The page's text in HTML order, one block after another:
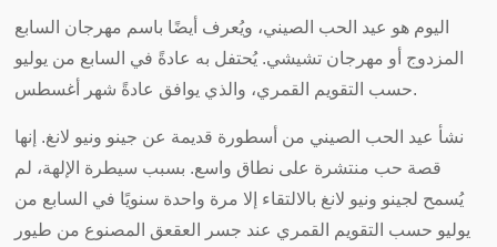
اليوم هو عيد الحب الصيني، ويُعرف أيضًا باسم مهرجان السابع
المزدوج أو مهرجان تشيشي. يُحتفل به عادةً في السابع من يوليو
حسب التقويم القمري، والذي يوافق عادةً شهر أغسطس.
نشأ عيد الحب الصيني من أسطورة قديمة عن جينو ونيو لانغ. إنها
قصة حب منتشرة على نطاق واسع. بسبب سيطرة الإلهة، لم
يُسمح لجينو ونيو لانغ بالالتقاء إلا مرة واحدة سنويًا في السابع من
يوليو حسب التقويم القمري عند جسر العقعق المصنوع من طيور